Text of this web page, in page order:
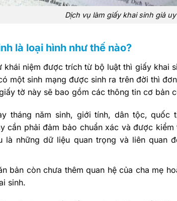
Dịch vụ làm giấy khai sinh giả
là loại hình như thế nào?
khái niệm được trích từ bộ luật thì giấy khai
một sinh mạng được sinh ra trên đời thì
tờ này sẽ bao gồm các thông tin cơ bản
tháng năm sinh, giới tính, dân tộc, quốc
cần phải đảm bảo chuẩn xác và được
là những dữ liệu quan trọng và liên quan
bản còn chưa thêm quan hệ của cha mẹ
sinh.